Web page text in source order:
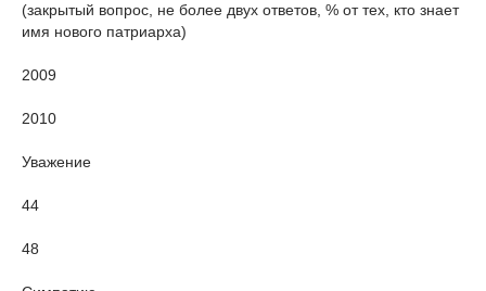
(закрытый вопрос, не более двух ответов, % от тех, кто знает
имя нового патриарха)
2009
2010
Уважение
44
48